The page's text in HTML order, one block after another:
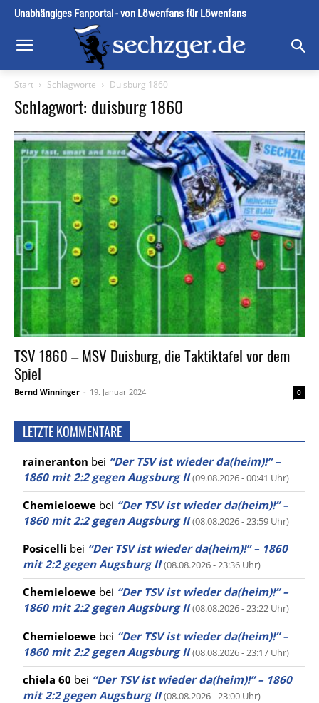
Unabhängiges Fanportal - von Löwenfans für Löwenfans
Start Schlagworte Duisburg 1860
Schlagwort: duisburg 1860
TSV 1860 – MSV Duisburg, die Taktiktafel vor dem
Spiel
Bernd Winninger - 19. Januar 2024 0
LETZTE KOMMENTARE
raineranton bei “Der TSV ist wieder da(heim)!” –
1860 mit 2:2 gegen Augsburg II (09.08.2026 - 00:41 Uhr)
Chemieloewe bei “Der TSV ist wieder da(heim)!” –
1860 mit 2:2 gegen Augsburg II (08.08.2026 - 23:59 Uhr)
Posicelli bei “Der TSV ist wieder da(heim)!” – 1860
mit 2:2 gegen Augsburg II (08.08.2026 - 23:36 Uhr)
Chemieloewe bei “Der TSV ist wieder da(heim)!” –
1860 mit 2:2 gegen Augsburg II (08.08.2026 - 23:22 Uhr)
Chemieloewe bei “Der TSV ist wieder da(heim)!” –
1860 mit 2:2 gegen Augsburg II (08.08.2026 - 23:17 Uhr)
chiela 60 bei “Der TSV ist wieder da(heim)!” – 1860
mit 2:2 gegen Augsburg II (08.08.2026 - 23:00 Uhr)